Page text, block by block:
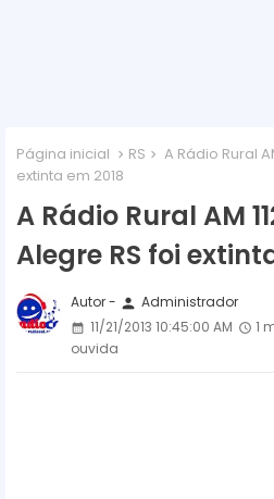
Página inicial RS
A Rádio Rural
extinta em 2018
A Rádio Rural AM
Alegre RS foi
Autor - person Administrador
11/21/2013 10:45:00 AM
1
ouvida